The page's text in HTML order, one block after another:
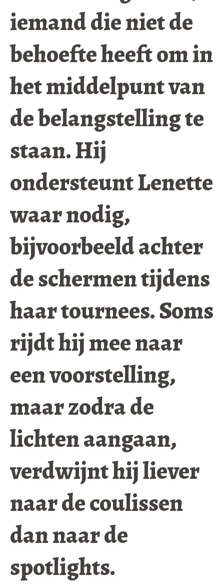
iemand die niet de
behoefte heeft om in
het middelpunt van
de belangstelling te
staan. Hij
ondersteunt Lenette
waar nodig,
bijvoorbeeld achter
de schermen tijdens
haar tournees. Soms
rijdt hij mee naar
een voorstelling,
maar zodra de
lichten aangaan,
verdwijnt hij liever
naar de coulissen
dan naar de
spotlights.